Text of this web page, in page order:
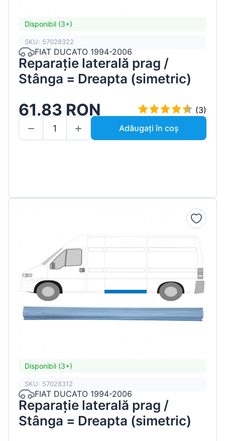
Disponibil (3+)
SKU: 57028322
FIAT DUCATO 1994-2006
Reparație laterală prag /
Stânga = Dreapta (simetric)
61.83 RON
(3)
Adăugați în coș
Disponibil (3+)
SKU: 57028312
FIAT DUCATO 1994-2006
Reparație laterală prag /
Stânga = Dreapta (simetric)